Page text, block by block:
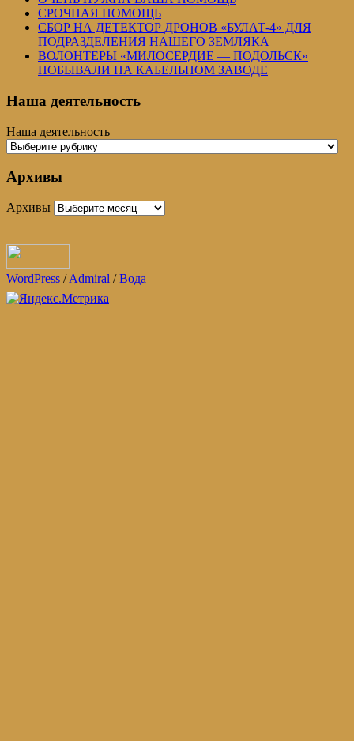
СРОЧНАЯ ПОМОЩЬ
СБОР НА ДЕТЕКТОР ДРОНОВ «БУЛАТ-4» ДЛЯ
ПОДРАЗДЕЛЕНИЯ НАШЕГО ЗЕМЛЯКА
ВОЛОНТЕРЫ «МИЛОСЕРДИЕ — ПОДОЛЬСК»
ПОБЫВАЛИ НА КАБЕЛЬНОМ ЗАВОДЕ
Наша деятельность
Наша деятельность
Архивы
Архивы
WordPress /Admiral /Вода